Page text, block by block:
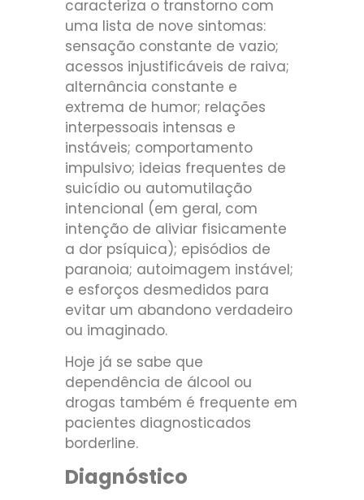
caracteriza o transtorno com
uma lista de nove sintomas:
sensação constante de vazio;
acessos injustificáveis de raiva;
alternância constante e
extrema de humor; relações
interpessoais intensas e
instáveis; comportamento
impulsivo; ideias frequentes de
suicídio ou automutilação
intencional (em geral, com
intenção de aliviar fisicamente
a dor psíquica); episódios de
paranoia; autoimagem instável;
e esforços desmedidos para
evitar um abandono verdadeiro
ou imaginado.
Hoje já se sabe que
dependência de álcool ou
drogas também é frequente em
pacientes diagnosticados
borderline.
Diagnóstico